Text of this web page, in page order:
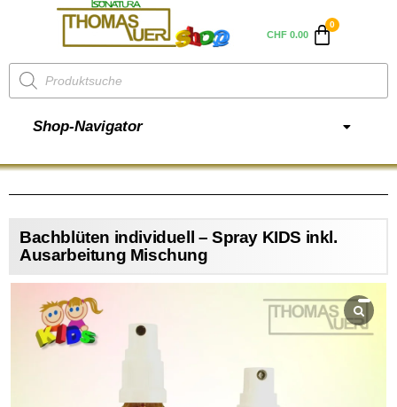
CHF0.00
Shop-Navigator
Bachblüten individuell – Spray KIDS inkl.
Ausarbeitung Mischung